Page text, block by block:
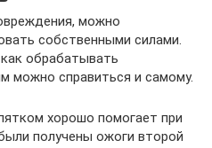
можно
собственными силами.
обрабатывать
можно справиться и самому.
хорошо помогает при
получены ожоги второй